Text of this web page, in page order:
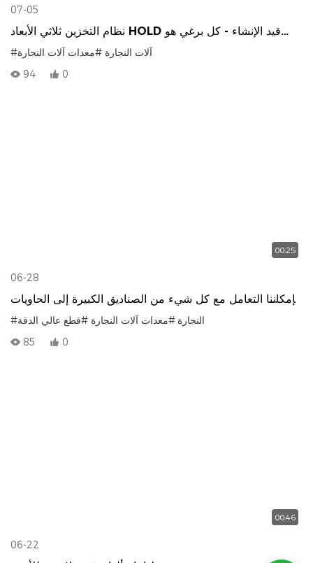
07-05
نظام التخزين ثلاثي الأبعاد HOLD قيد الإنشاء - كل برغي هو
#آلات النجارة #معدات آلات النجارة
94
0
00:25
06-28
بإمكاننا التعامل مع كل شيء من الصناديق الكبيرة إلى الحاويات
الصغيرة
#النجارة #معدات آلات النجارة #قطع عالي الدقة
85
0
00:46
06-22